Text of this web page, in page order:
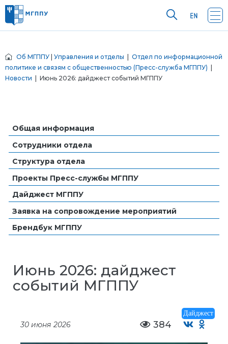
Об МГППУ Управления и отделы
Отдел по информационной
политике и связям с общественностью (Пресс-служба МГППУ)
Новости | Июнь 2026: дайджест событий МГППУ
Общая информация
Сотрудники отдела
Структура отдела
Проекты Пресс-службы МГППУ
Дайджест МГППУ
Заявка на сопровождение мероприятий
Брендбук МГППУ
Июнь 2026: дайджест
событий МГППУ
Дайджест
30 июня 2026 384